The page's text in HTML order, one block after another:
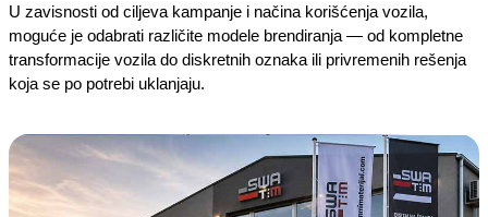
U zavisnosti od ciljeva kampanje i načina korišćenja vozila,
moguće je odabrati različite modele brendiranja — od kompletne
transformacije vozila do diskretnih oznaka ili privremenih rešenja
koja se po potrebi uklanjaju.